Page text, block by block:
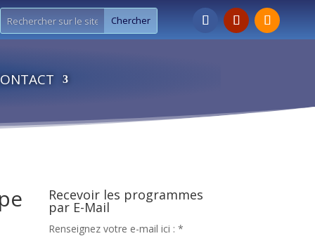
Recevoir les programmes
par E-Mail
Renseignez votre e-mail ici : *